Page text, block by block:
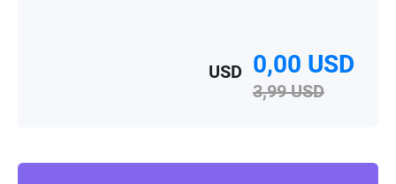
USD 0,00 USD
3,99 USD